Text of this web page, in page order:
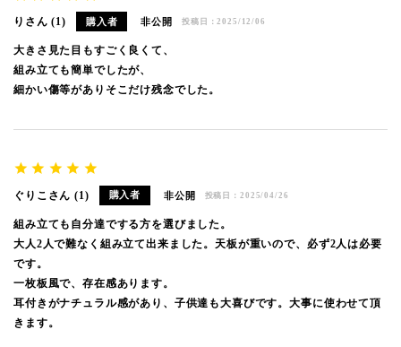
り 1 購入者 非公開 投稿日 2025/12/06
大きさ見た目もすごく良くて、
組み立ても簡単でしたが、
細かい傷等がありそこだけ残念でした。
ぐりこ 1 購入者 非公開 投稿日 2025/04/26
組み立ても自分達でする方を選びました。
大人2人で難なく組み立て出来ました。天板が重いので、必ず2人は必要
です。
一枚板風で、存在感あります。
耳付きがナチュラル感があり、子供達も大喜びです。大事に使わせて頂
きます。